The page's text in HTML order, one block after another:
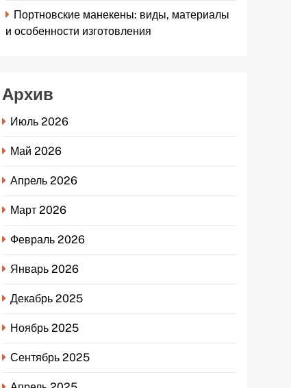
Портновские манекены: виды, материалы
и особенности изготовления
Архив
Июль 2026
Май 2026
Апрель 2026
Март 2026
Февраль 2026
Январь 2026
Декабрь 2025
Ноябрь 2025
Сентябрь 2025